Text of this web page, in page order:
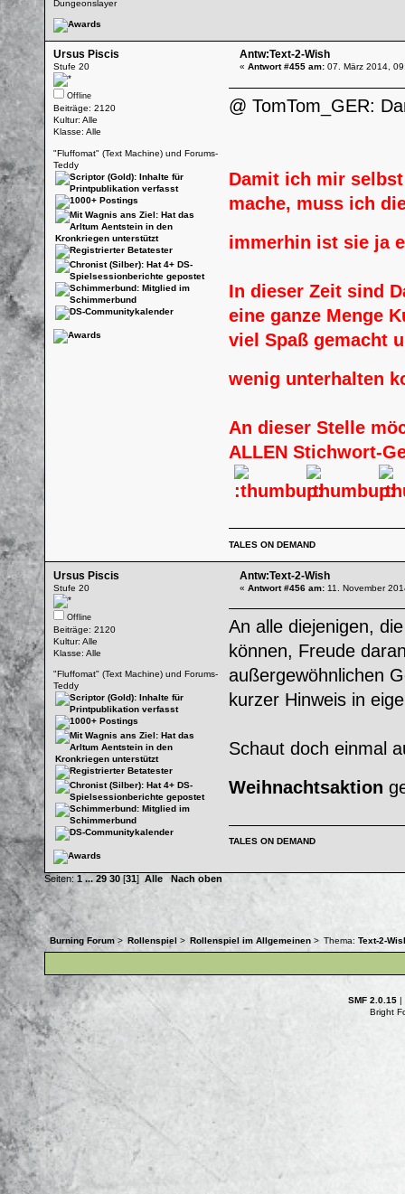
Dungeonslayer
Ursus Piscis
Stufe 20
Offline
Beiträge: 2120
Kultur: Alle
Klasse: Alle
"Fluffomat" (Text Machine) und Forums-
Teddy
Antw:Text-2-Wish
«Antwort #455 am: 07. März 2014,
@ TomTom_GER:
Damit ich mir
mache, muss ich
immerhin ist sie ja
In dieser Zeit sind
eine ganze Menge
viel Spaß gemacht
wenig unterhalten
An dieser Stelle
ALLEN Stichwort-
TALES ON DEMAND
Ursus Piscis
Stufe 20
Offline
Beiträge: 2120
Kultur: Alle
Klasse: Alle
"Fluffomat" (Text Machine) und Forums-
Teddy
Antw:Text-2-Wish
«Antwort #456 am: 11. November
An alle diejenigen,
können, Freude
außergewöhnlichen
kurzer Hinweis in
Schaut doch einmal
Weihnachtsaktion
TALES ON DEMAND
Seiten: 1 ... 29 30[31] Alle Nach oben
Burning Forum> Rollenspiel > Rollenspiel im Allgemeinen> Thema: Text-2-
SMF 2.0.15 |
Bright